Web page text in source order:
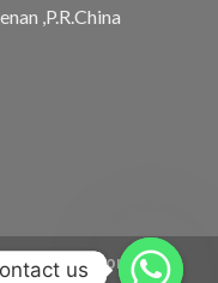
,P.R.China
us
us